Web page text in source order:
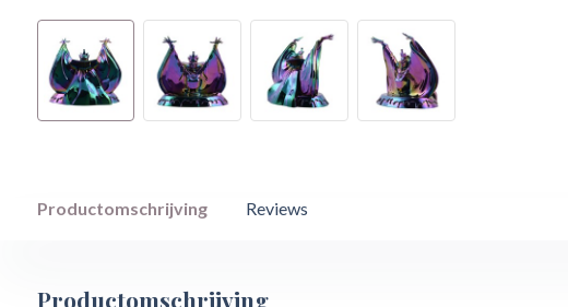
Productomschrijving Reviews
Productomschrijving